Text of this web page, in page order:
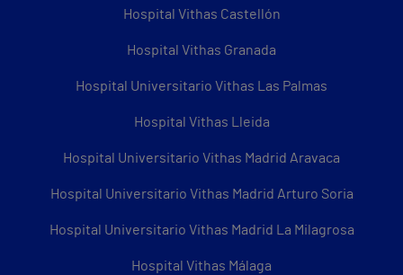
Hospital Vithas Castellón
Hospital Vithas Granada
Hospital Universitario Vithas Las Palmas
Hospital Vithas Lleida
Hospital Universitario Vithas Madrid Aravaca
Hospital Universitario Vithas Madrid Arturo Soria
Hospital Universitario Vithas Madrid La Milagrosa
Hospital Vithas Málaga